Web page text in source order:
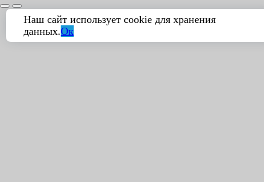
Наш сайт использует cookie для хранения
данных.Ок